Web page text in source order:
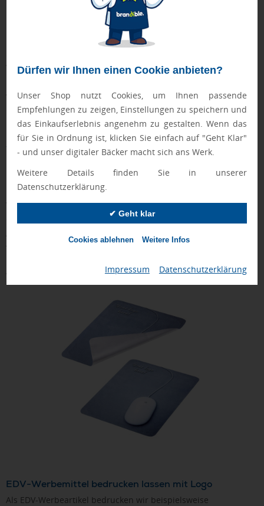
Dürfen wir Ihnen einen Cookie anbieten?
Unser Shop nutzt Cookies, um Ihnen passende
Empfehlungen zu zeigen, Einstellungen zu speichern und
das Einkaufserlebnis angenehm zu gestalten. Wenn das
für Sie in Ordnung ist, klicken Sie einfach auf "Geht Klar"
- und unser digitaler Bäcker macht sich ans Werk.
Weitere Details finden Sie in unserer
Datenschutzerklärung.
✔ Geht klar
Cookies ablehnen Weitere Infos
Impressum Datenschutzerklärung
Mousepads, Computermäuse, Powerbanks oder auch
Laptophüllen zählen zu den Klassikern unseres Sortiments der
EDV-Werbeartikel. Je nach Preis können Sie diese als
Werbebotschaft zu einem besonderen Anlass überreichen.
wirklich fastjeder gebrauchenkann, sobald er mit einem
Computer arbeitet.
Worauf sollte ich beim Kauf von Werbemitteln für IT &
EDV- und IT-Technik ist für den langlebigen Gebrauch
bestimmt, achten Sie deshalb bei der Auswahl der passenden
Werbeartikel auf dieQualität. So hinterlassen Sie einen
dauerhaften, positiven Eindruck bei Ihrer Zielgruppe.
technologischen Standards kompatibel
Wiedererkennung Ihrer Marke zu fördern.
EDV-Werbemittel bedrucken lassen mit Logo
Als EDV-Werbeartikel bedrucken wir beispielsweise